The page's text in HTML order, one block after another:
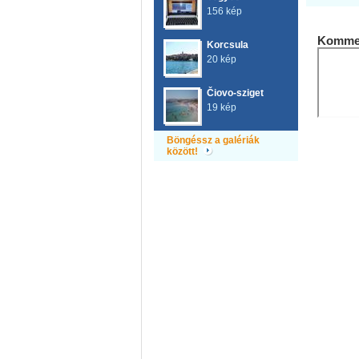
156 kép
Korcsula
20 kép
Čiovo-sziget
19 kép
Böngéssz a galériák
között!